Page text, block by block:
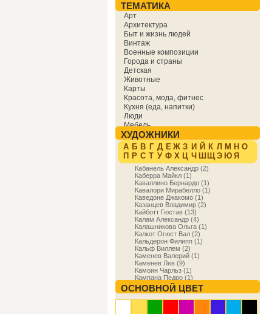
ТЕМАТИКА
Арт
Архитектура
Быт и жизнь людей
Винтаж
Военные композиции
Города и страны
Детская
Животные
Карты
Красота, мода, фитнес
Кухня (еда, напитки)
Люди
Мебель
Мировая культура
Музыка
Надписи
Образование
Отдых
Охота
Праздники
Природа
Религия и духовность
Спорт
Сфера деятельности
Транспорт
Фракталы
Фэнтези
Цветы
Юмор
ХУДОЖНИКИ
А Б В Г Д Е Ж З И Й К Л М Н О
П Р С Т У Ф Х Ц Ч Ш Щ Э Ю Я
Кабанель Александр (2)
Каберра Майкл (1)
Каваллино Бернардо (1)
Кавалори Мирабелло (1)
Каведоне Джакомо (1)
Казанцев Владимир (2)
Кайботт Гюстав (13)
Калам Александр (4)
Калашникова Ольга (1)
Калкот Огюст Вал (2)
Кальдерон Филипп (1)
Кальф Виллем (2)
Каменев Валерий (1)
Каменев Лев (9)
Камоин Чарльз (1)
Кампана Педро (1)
Кампен Робер (2)
Кан Ивонн (5)
Каналетто Антонио (18)
ОСНОВНОЙ ЦВЕТ